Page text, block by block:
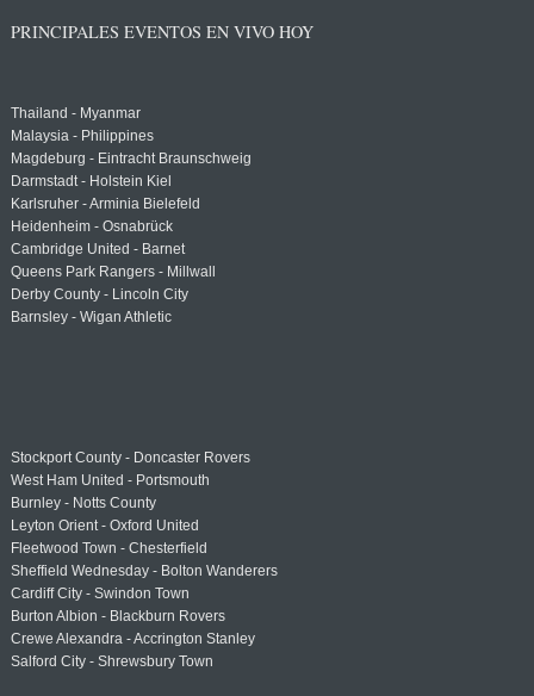
PRINCIPALES EVENTOS EN VIVO HOY
Thailand - Myanmar
Malaysia - Philippines
Magdeburg - Eintracht Braunschweig
Darmstadt - Holstein Kiel
Karlsruher - Arminia Bielefeld
Heidenheim - Osnabrück
Cambridge United - Barnet
Queens Park Rangers - Millwall
Derby County - Lincoln City
Barnsley - Wigan Athletic
Stockport County - Doncaster Rovers
West Ham United - Portsmouth
Burnley - Notts County
Leyton Orient - Oxford United
Fleetwood Town - Chesterfield
Sheffield Wednesday - Bolton Wanderers
Cardiff City - Swindon Town
Burton Albion - Blackburn Rovers
Crewe Alexandra - Accrington Stanley
Salford City - Shrewsbury Town